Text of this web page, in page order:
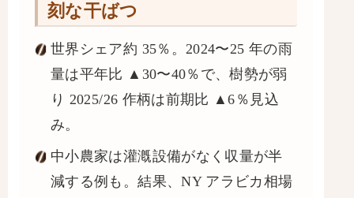
刻な干ばつ
世界シェア約 35％。2024〜25 年の雨
量は平年比 ▲30〜40％で、樹勢が弱
り 2025/26 作柄は前期比 ▲6％見込
み。
中小農家は灌漑設備がなく収量が半
減する例も。結果、NY アラビカ相場